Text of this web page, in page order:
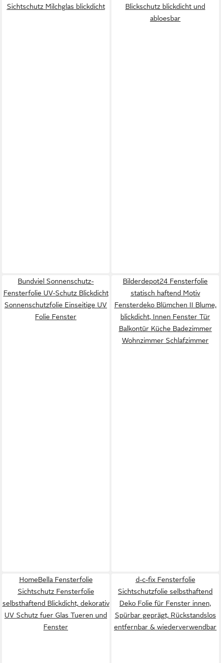
Sichtschutz Milchglas blickdicht
Blickschutz blickdicht und
abloesbar
Bundviel Sonnenschutz-
Fensterfolie UV-Schutz Blickdicht
Sonnenschutzfolie Einseitige UV
Folie Fenster
Bilderdepot24 Fensterfolie
statisch haftend Motiv
Fensterdeko Blümchen II Blume,
blickdicht, Innen Fenster Tür
Balkontür Küche Badezimmer
Wohnzimmer Schlafzimmer
HomeBella Fensterfolie
Sichtschutz Fensterfolie
selbsthaftend Blickdicht, dekorativ
UV Schutz fuer Glas Tueren und
Fenster
d-c-fix Fensterfolie
Sichtschutzfolie selbsthaftend
Deko Folie für Fenster innen,
Spürbar geprägt, Rückstandslos
entfernbar & wiederverwendbar